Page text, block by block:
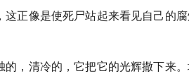
正像是使死尸站起来看见自己的
，清冷的，它把它的光辉撒下来